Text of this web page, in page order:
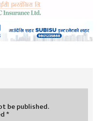
be published.
*